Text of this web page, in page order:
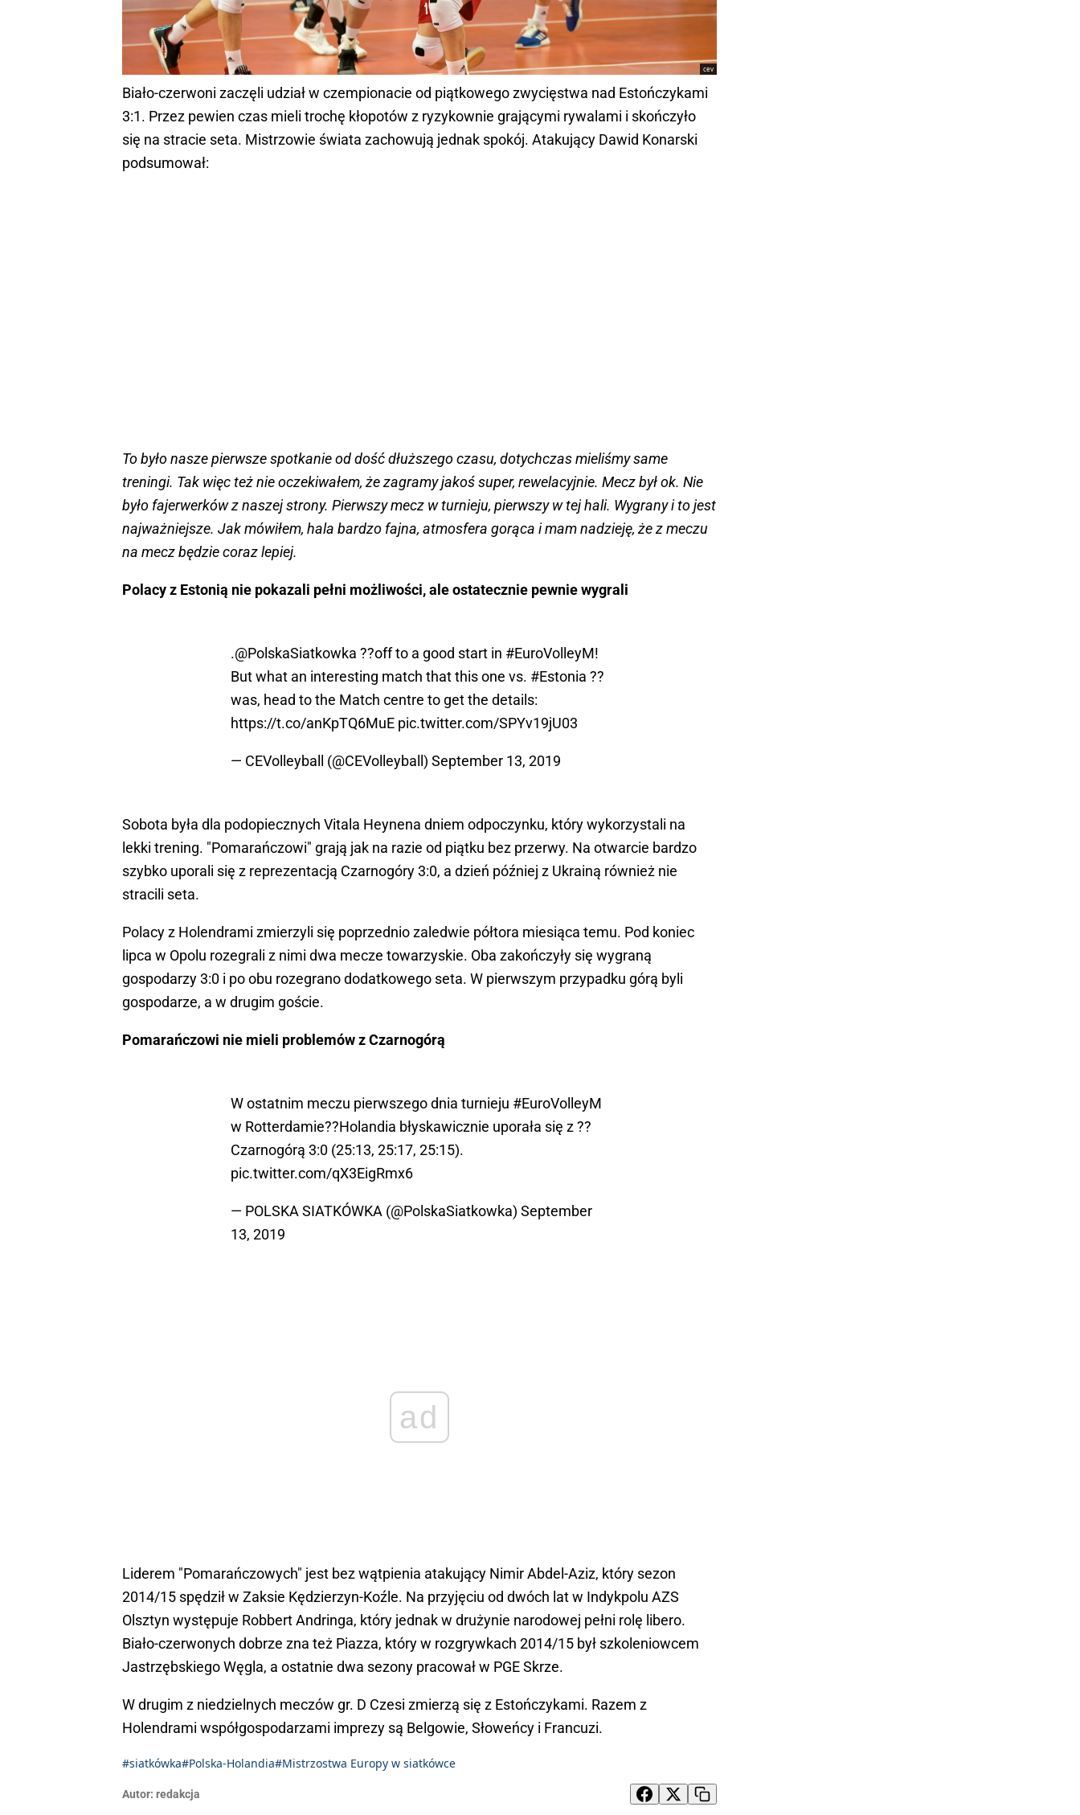
cev
Biało-czerwoni zaczęli udział w czempionacie od piątkowego zwycięstwa nad Estończykami
3:1. Przez pewien czas mieli trochę kłopotów z ryzykownie grającymi rywalami i skończyło
się na stracie seta. Mistrzowie świata zachowują jednak spokój. Atakujący Dawid Konarski
podsumował:
To było nasze pierwsze spotkanie od dość dłuższego czasu, dotychczas mieliśmy same
treningi. Tak więc też nie oczekiwałem, że zagramy jakoś super, rewelacyjnie. Mecz był ok. Nie
było fajerwerków z naszej strony. Pierwszy mecz w turnieju, pierwszy w tej hali. Wygrany i to jest
najważniejsze. Jak mówiłem, hala bardzo fajna, atmosfera gorąca i mam nadzieję, że z meczu
na mecz będzie coraz lepiej.
Polacy z Estonią nie pokazali pełni możliwości, ale ostatecznie pewnie wygrali
.@PolskaSiatkowka ??off to a good start in #EuroVolleyM!
But what an interesting match that this one vs. #Estonia ??
was, head to the Match centre to get the details:
https://t.co/anKpTQ6MuE pic.twitter.com/SPYv19jU03
— CEVolleyball (@CEVolleyball) September 13, 2019
Sobota była dla podopiecznych Vitala Heynena dniem odpoczynku, który wykorzystali na
lekki trening. "Pomarańczowi" grają jak na razie od piątku bez przerwy. Na otwarcie bardzo
szybko uporali się z reprezentacją Czarnogóry 3:0, a dzień później z Ukrainą również nie
stracili seta.
Polacy z Holendrami zmierzyli się poprzednio zaledwie półtora miesiąca temu. Pod koniec
lipca w Opolu rozegrali z nimi dwa mecze towarzyskie. Oba zakończyły się wygraną
gospodarzy 3:0 i po obu rozegrano dodatkowego seta. W pierwszym przypadku górą byli
gospodarze, a w drugim goście.
Pomarańczowi nie mieli problemów z Czarnogórą
W ostatnim meczu pierwszego dnia turnieju #EuroVolleyM
w Rotterdamie??Holandia błyskawicznie uporała się z ??
Czarnogórą 3:0 (25:13, 25:17, 25:15).
pic.twitter.com/qX3EigRmx6
— POLSKA SIATKÓWKA (@PolskaSiatkowka) September
13, 2019
ad
Liderem "Pomarańczowych" jest bez wątpienia atakujący Nimir Abdel-Aziz, który sezon
2014/15 spędził w Zaksie Kędzierzyn-Koźle. Na przyjęciu od dwóch lat w Indykpolu AZS
Olsztyn występuje Robbert Andringa, który jednak w drużynie narodowej pełni rolę libero.
Biało-czerwonych dobrze zna też Piazza, który w rozgrywkach 2014/15 był szkoleniowcem
Jastrzębskiego Węgla, a ostatnie dwa sezony pracował w PGE Skrze.
W drugim z niedzielnych meczów gr. D Czesi zmierzą się z Estończykami. Razem z
Holendrami współgospodarzami imprezy są Belgowie, Słoweńcy i Francuzi.
#siatkówka#Polska-Holandia#Mistrzostwa Europy w siatkówce
Autor: redakcja